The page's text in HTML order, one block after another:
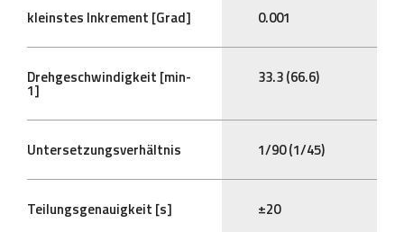
kleinstes Inkrement [Grad] 0.001
Drehgeschwindigkeit [min-
1]
33.3 (66.6)
Untersetzungsverhältnis 1/90 (1/45)
Teilungsgenauigkeit [s] ±20